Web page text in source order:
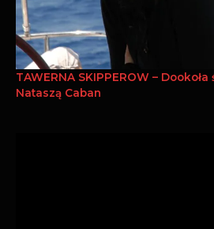
TAWERNA SKIPPEROW –
Nataszą Caban